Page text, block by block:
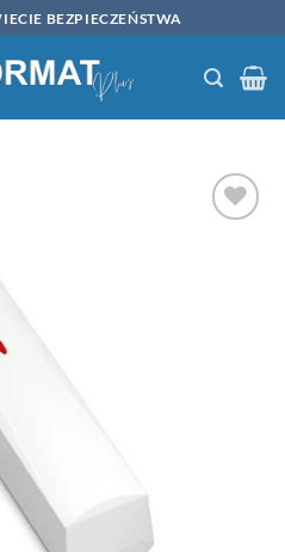
BEZPIECZEŃSTWA